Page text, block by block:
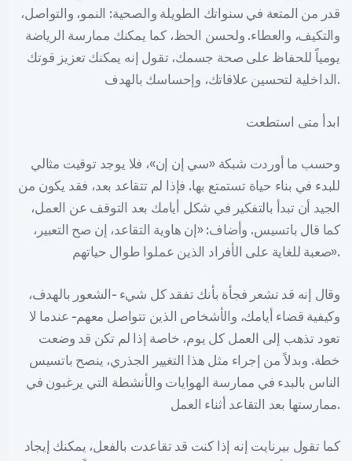
قدر من المتعة في سنواتك الطويلة والصحية: النمو، والتواصل،
والتكيف، والعطاء. ولحسن الحظ، كما يمكنك ممارسة الرياضة
يومياً للحفاظ على صحة جسمك، تقول إنه يمكنك تعزيز قوتك
الداخلية لتحسين علاقاتك، وإحساسك بالهدف.
ابدأ متى استطعت
وحسب ما أوردت شبكة «سي إن إن»، فلا يوجد توقيت مثالي
للبدء في بناء حياة تستمتع بها. فإذا لم تتقاعد بعد، فقد يكون من
الجيد أن تبدأ بالتفكير في شكل أيامك بعد التوقف عن العمل،
كما قال باتسيس. وأضاف: «إن هاوية التقاعد، إن صح التعبير،
صعبة للغاية على الأفراد الذين عملوا طوال حياتهم».
وقال إنه قد تشعر فجأة بأنك تفقد كل شيء -الشعور بالهدف،
وكيفية قضاء أيامك، والأشخاص الذين تتواصل معهم- عندما لا
تعود تذهب إلى العمل كل يوم، خاصة إذا لم تكن قد وضعت
خطة. وبدلاً من إجراء مثل هذا التغيير الجذري، ينصح باتسيس
الناس بالبدء في ممارسة الهوايات والأنشطة التي يرغبون في
ممارستها بعد التقاعد أثناء العمل.
كما تقول بيرنايت إنه إذا كنت قد تقاعدت بالفعل، يمكنك إيجاد